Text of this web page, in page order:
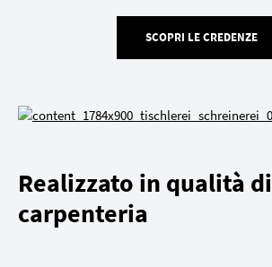
SCOPRI LE CREDENZE
Realizzato in qualità di
carpenteria